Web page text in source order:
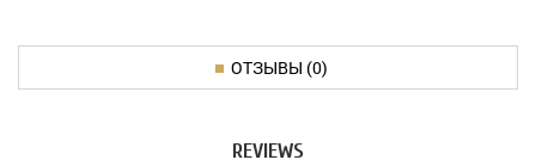
ОТЗЫВЫ (0)
REVIEWS